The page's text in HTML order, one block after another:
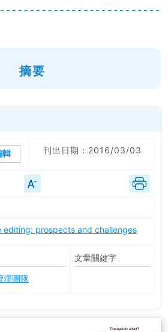
摘要
輯 刊出日期：2016/03/03
editing: prospects and challenges
理團隊
文章關鍵字